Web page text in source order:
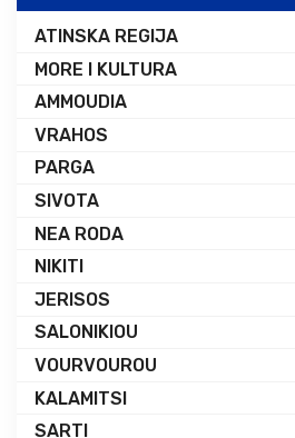
ATINSKA REGIJA
MORE I KULTURA
AMMOUDIA
VRAHOS
PARGA
SIVOTA
NEA RODA
NIKITI
JERISOS
SALONIKIOU
VOURVOUROU
KALAMITSI
SARTI